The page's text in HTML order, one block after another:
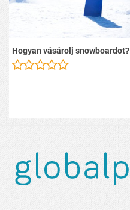
Hogyan vásárolj snowboardot?